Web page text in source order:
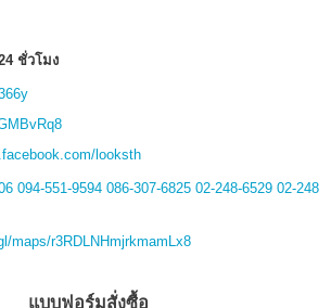
ชั่วโมง
looksth
094-551-9594 086-307-6825 02-248-6529 02-248
maps/r3RDLNHmjrkmamLx8
แบบฟอร์มสั่งซื้อ